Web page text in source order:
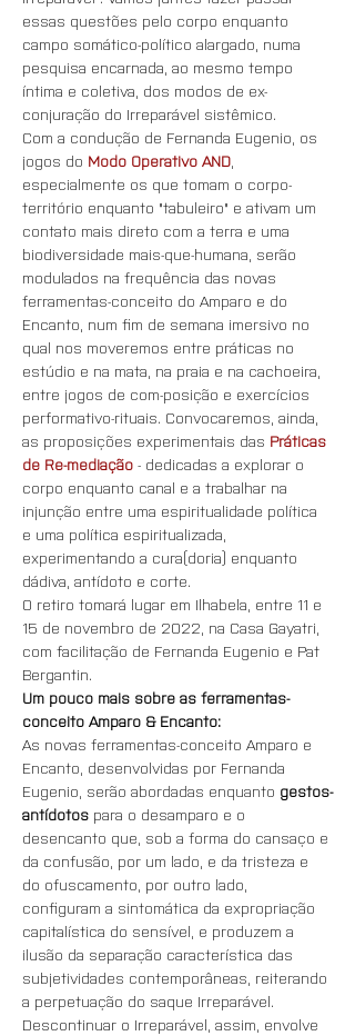
essas questões pelo corpo enquanto
campo somático-político alargado, numa
pesquisa encarnada, ao mesmo tempo
íntima e coletiva, dos modos de ex-
conjuração do Irreparável sistêmico.
Com a condução de Fernanda Eugenio, os
jogos do Modo Operativo AND
especialmente os que tomam o corpo-
território enquanto "tabuleiro" e ativam um
contato mais direto com a terra e uma
biodiversidade mais-que-humana, serão
modulados na frequência das novas
ferramentas-conceito do Amparo e do
Encanto, num fim de semana imersivo no
qual nos moveremos entre práticas no
estúdio e na mata, na praia e na cachoeira,
entre jogos de com-posição e exercícios
performativo-rituais. Convocaremos, ainda,
as proposições experimentais das Práticas
de Re-mediação - dedicadas a explorar o
corpo enquanto canal e a trabalhar na
injunção entre uma espiritualidade política
e uma política espiritualizada,
experimentando a cura(doria) enquanto
dádiva, antídoto e corte.
O retiro tomará lugar em Ilhabela, entre 11 e
15 de novembro de 2022, na Casa Gayatri,
com facilitação de Fernanda Eugenio e Pat
Bergantin.
Um pouco mais sobre as ferramentas-
conceito Amparo & Encanto:
As novas ferramentas-conceito Amparo e
Encanto, desenvolvidas por Fernanda
Eugenio, serão abordadas enquanto gestos-
antídotos para o desamparo e o
desencanto que, sob a forma do cansaço e
da confusão, por um lado, e da tristeza e
do ofuscamento, por outro lado,
configuram a sintomática da expropriação
capitalística do sensível, e produzem a
ilusão da separação característica das
subjetividades contemporâneas, reiterando
a perpetuação do saque Irreparável.
Descontinuar o Irreparável, assim, envolve